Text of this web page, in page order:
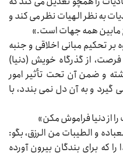
به نظر الهیات نظر می‌‌‌ کند و
مابین همه جهات است.»
بر تحکیم مبانی اخلاقی و جنبه‌‌‌
از گذرگاه خویش (دنیا)
و ضمن آن تحت تأثیر امور
گیرد و به آن دل نمی‌‌‌ بندد، با
از دنیا فراموش مکن»
و الطیبات من الرزق، بگو:
که برای بندگان بیرون آورده